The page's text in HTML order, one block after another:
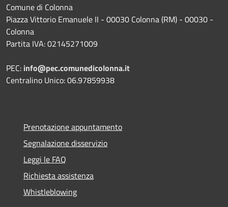
Comune di Colonna
Piazza Vittorio Emanuele II - 00030 Colonna (RM) - 00030 -
Colonna
Partita IVA: 02145271009
PEC: info@pec.comunedicolonna.it
Centralino Unico: 06.97859938
Prenotazione appuntamento
Segnalazione disservizio
Leggi le FAQ
Richiesta assistenza
Whistleblowing